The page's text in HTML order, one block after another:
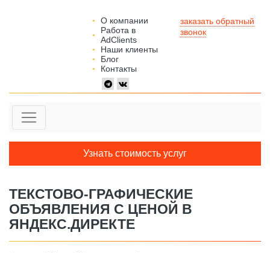
О компании
Работа в
AdClients
Наши клиенты
Блог
Контакты
заказать обратный
звонок
Узнать стоимость услуг
ТЕКСТОВО-ГРАФИЧЕСКИЕ
ОБЪЯВЛЕНИЯ С ЦЕНОЙ В
ЯНДЕКС.ДИРЕКТЕ